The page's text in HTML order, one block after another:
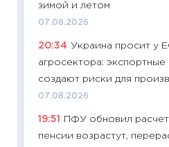
зимой и летом
07.08.2026
20:34 Украина просит у
агросектора:
создают риски для
07.08.2026
19:51
ПФУ обновил
пенсии возрастут,